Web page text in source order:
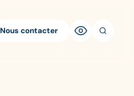
Nous contacter